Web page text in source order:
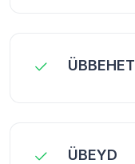
ÜBBEHET
ÜBEYD